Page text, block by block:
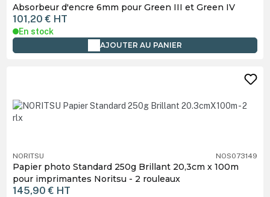
Absorbeur d'encre 6mm pour Green III et Green IV
101,20 € HT
En stock
AJOUTER AU PANIER
NORITSU NOS073149
Papier photo Standard 250g Brillant 20,3cm x 100m
pour imprimantes Noritsu - 2 rouleaux
145,90 € HT